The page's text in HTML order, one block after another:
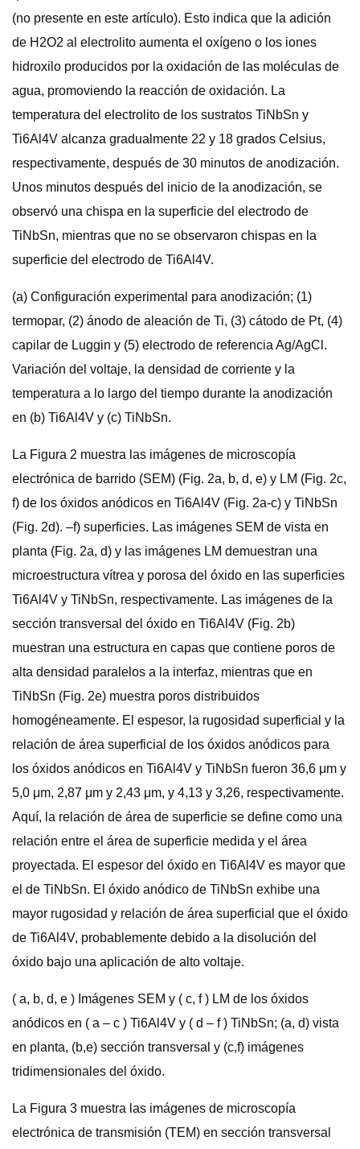
(no presente en este artículo). Esto indica que la adición
de H2O2 al electrolito aumenta el oxígeno o los iones
hidroxilo producidos por la oxidación de las moléculas de
agua, promoviendo la reacción de oxidación. La
temperatura del electrolito de los sustratos TiNbSn y
Ti6Al4V alcanza gradualmente 22 y 18 grados Celsius,
respectivamente, después de 30 minutos de anodización.
Unos minutos después del inicio de la anodización, se
observó una chispa en la superficie del electrodo de
TiNbSn, mientras que no se observaron chispas en la
superficie del electrodo de Ti6Al4V.
(a) Configuración experimental para anodización; (1)
termopar, (2) ánodo de aleación de Ti, (3) cátodo de Pt, (4)
capilar de Luggin y (5) electrodo de referencia Ag/AgCl.
Variación del voltaje, la densidad de corriente y la
temperatura a lo largo del tiempo durante la anodización
en (b) Ti6Al4V y (c) TiNbSn.
La Figura 2 muestra las imágenes de microscopía
electrónica de barrido (SEM) (Fig. 2a, b, d, e) y LM (Fig. 2c,
f) de los óxidos anódicos en Ti6Al4V (Fig. 2a-c) y TiNbSn
(Fig. 2d). –f) superficies. Las imágenes SEM de vista en
planta (Fig. 2a, d) y las imágenes LM demuestran una
microestructura vítrea y porosa del óxido en las superficies
Ti6Al4V y TiNbSn, respectivamente. Las imágenes de la
sección transversal del óxido en Ti6Al4V (Fig. 2b)
muestran una estructura en capas que contiene poros de
alta densidad paralelos a la interfaz, mientras que en
TiNbSn (Fig. 2e) muestra poros distribuidos
homogéneamente. El espesor, la rugosidad superficial y la
relación de área superficial de los óxidos anódicos para
los óxidos anódicos en Ti6Al4V y TiNbSn fueron 36,6 μm y
5,0 μm, 2,87 μm y 2,43 μm, y 4,13 y 3,26, respectivamente.
Aquí, la relación de área de superficie se define como una
relación entre el área de superficie medida y el área
proyectada. El espesor del óxido en Ti6Al4V es mayor que
el de TiNbSn. El óxido anódico de TiNbSn exhibe una
mayor rugosidad y relación de área superficial que el óxido
de Ti6Al4V, probablemente debido a la disolución del
óxido bajo una aplicación de alto voltaje.
( a, b, d, e ) Imágenes SEM y ( c, f ) LM de los óxidos
anódicos en ( a – c ) Ti6Al4V y ( d – f ) TiNbSn; (a, d) vista
en planta, (b,e) sección transversal y (c,f) imágenes
tridimensionales del óxido.
La Figura 3 muestra las imágenes de microscopía
electrónica de transmisión (TEM) en sección transversal